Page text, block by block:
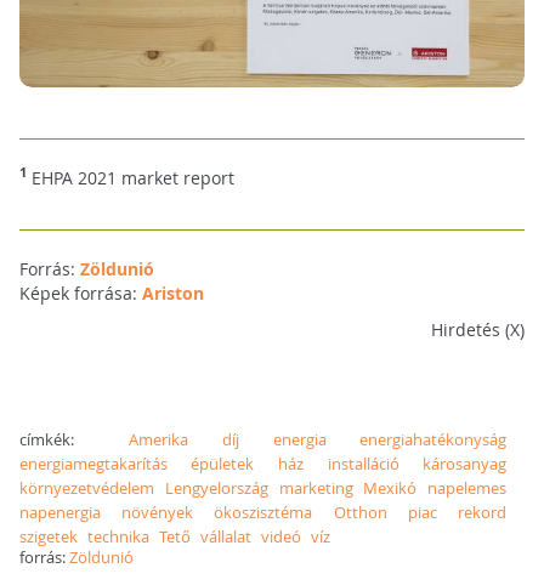
1 EHPA 2021 market report
Forrás: Zöldunió
Képek forrása: Ariston
Hirdetés (X)
címkék:Amerika díj energia
energiahatékonyság
energiamegtakarítás
épületek ház installáció
károsanyag
környezetvédelem
Lengyelország marketing Mexikó
napelemes
napenergia
növények ökoszisztéma Otthon piac
rekord
szigetek technika Tető vállalat videó víz
forrás:Zöldunió